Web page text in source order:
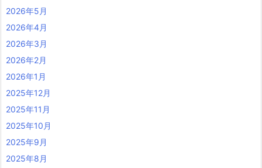
2026年5月
2026年4月
2026年3月
2026年2月
2026年1月
2025年12月
2025年11月
2025年10月
2025年9月
2025年8月